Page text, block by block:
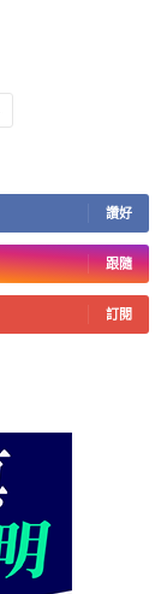
讚好
跟隨
訂閱